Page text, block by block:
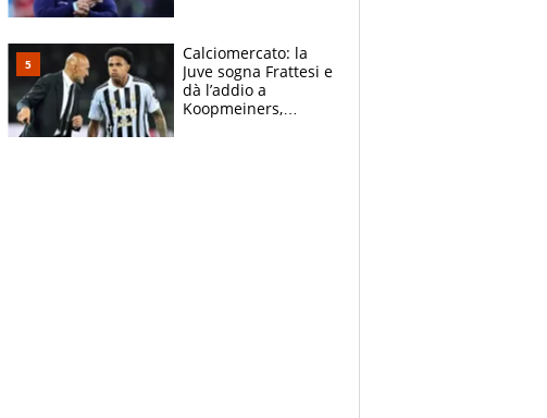
solo 1,4 milioni
all'anno
Calciomercato: la
Juve sogna Frattesi e
dà l’addio a
Koopmeiners,